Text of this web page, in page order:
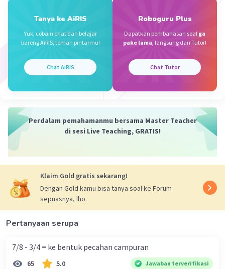
6 jam setelah tengah malam yaitu 0+6.
malam yaitu pukul 06.00
adalah 10-9. 10-9=1. Jadi, Lama waktu dari
pukul 09.00 sampai 10.00 adalah 1 jam
1 jam sebelum pukul 5 yaitu 5-1. 5-1=4. Jadi,
Beri Rating·0.0(0) Balas
Tanya ke AiRIS
Yuk, cobain chat dan belajar
bareng AiRIS, teman pintarmu!
Chat AiRIS
Roboguru Plus
Dapatkan pembahasan soal ga
pake lama, langsung dari Tutor!
Chat Tutor
Perdalam pemahamanmu bersama Master Teacher
di sesi Live Teaching, GRATIS!
Klaim Gold gratis sekarang!
Dengan Gold kamu bisa tanya soal ke Forum
sepuasnya, lho.
Pertanyaan serupa
7/8 - 3/4 = ke bentuk pecahan campuran
65 5.0 Jawaban terverifikasi